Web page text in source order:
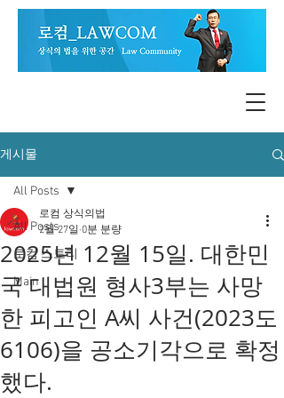
게시물
All Posts
로컴 스토리
Main
All Posts
2025년 12월 15일. 대한민
국 대법원 형사3부는 사망
한 피고인 A씨 사건(2023도
6106)을 공소기각으로 확정
했다.
로컴 상식의법
2월 27일 0분 분량